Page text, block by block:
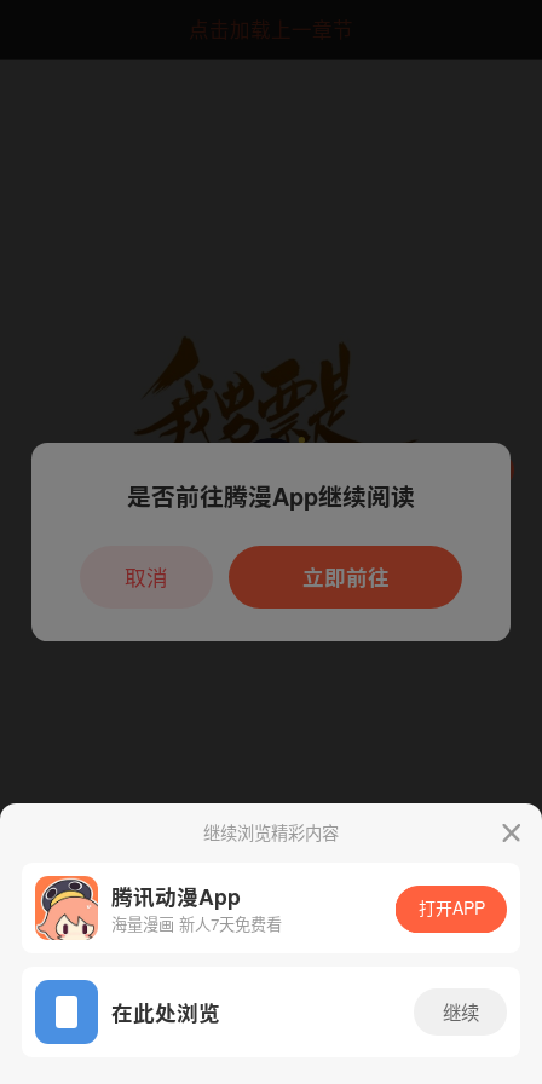
点击加载上一章节
App免费看
腾漫App免费看
继续浏览精彩内容
腾讯动漫App
海量漫画 新人7天免费看
打开APP
在此处浏览 继续
本章节仅支持App阅读，可打开App新用
户7天免费看
是否前往腾漫App继续阅读
立即前往
取消